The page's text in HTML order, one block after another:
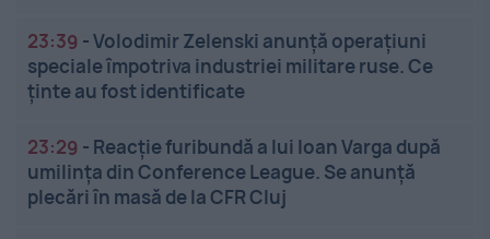
23:39 -Volodimir Zelenski anunță operațiuni
speciale împotriva industriei militare ruse. Ce
ținte au fost identificate
23:29 - Reacție furibundă a lui Ioan Varga după
umilința din Conference League. Se anunță
plecări în masă de la CFR Cluj